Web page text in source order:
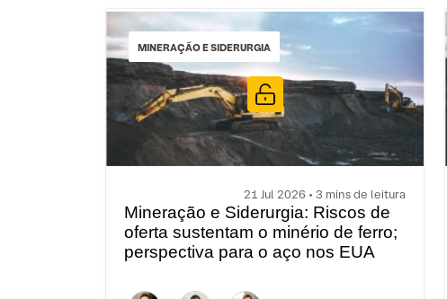
MINERAÇÃO E SIDERURGIA
21 Jul 2026 • 3 mins de leitura
Mineração e Siderurgia: Riscos de
oferta sustentam o minério de ferro;
perspectiva para o aço nos EUA